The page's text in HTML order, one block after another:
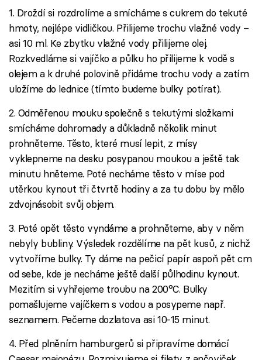
1. Droždí si rozdrolíme a smícháme s cukrem do tekuté
hmoty, nejlépe vidličkou. Přilijeme trochu vlažné vody –
asi 10 ml. Ke zbytku vlažné vody přilijeme olej.
Rozkvedláme si vajíčko a půlku ho přilijeme k vodě s
olejem a k druhé polovině přidáme trochu vody a zatím
uložíme do lednice (tímto budeme bulky potírat).
2. Odměřenou mouku společně s tekutými složkami
smícháme dohromady a důkladně několik minut
prohněteme. Těsto, které musí lepit, z mísy
vyklepneme na desku posypanou moukou a ještě tak
minutu hněteme. Poté necháme těsto v míse pod
utěrkou kynout tři čtvrtě hodiny a za tu dobu by mělo
zdvojnásobit svůj objem.
3. Poté opět těsto vyndáme a prohněteme, aby v něm
nebyly bubliny. Výsledek rozdělíme na pět kusů, z nichž
vytvoříme bulky. Ty dáme na pečicí papír aspoň pět cm
od sebe, kde je necháme ještě další půlhodinu kynout.
Mezitím si vyhřejeme troubu na 200°C. Bulky
pomašlujeme vajíčkem s vodou a posypeme např.
seznamem. Pečeme dozlatova asi 10-15 minut.
4. Před plněním hamburgerů si připravíme domácí